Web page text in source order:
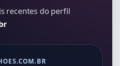
recentes do perfil